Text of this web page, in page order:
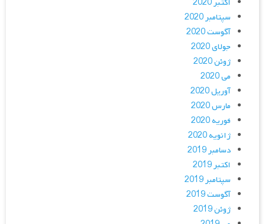
سپتامبر 2020
آگوست 2020
جولای 2020
ژوئن 2020
می 2020
آوریل 2020
مارس 2020
فوریه 2020
ژانویه 2020
دسامبر 2019
اکتبر 2019
سپتامبر 2019
آگوست 2019
ژوئن 2019